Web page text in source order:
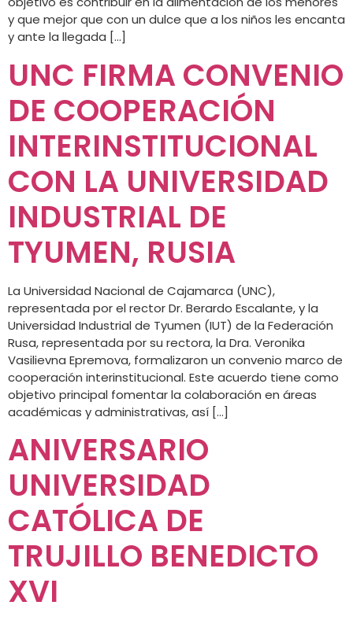
y que mejor que con un dulce que a los niños les encanta
y ante la llegada […]
UNC FIRMA CONVENIO
DE COOPERACIÓN
INTERINSTITUCIONAL
CON LA UNIVERSIDAD
INDUSTRIAL DE
TYUMEN, RUSIA
La Universidad Nacional de Cajamarca (UNC),
representada por el rector Dr. Berardo Escalante, y la
Universidad Industrial de Tyumen (IUT) de la Federación
Rusa, representada por su rectora, la Dra. Veronika
Vasilievna Epremova, formalizaron un convenio marco de
cooperación interinstitucional. Este acuerdo tiene como
objetivo principal fomentar la colaboración en áreas
académicas y administrativas, así […]
ANIVERSARIO
UNIVERSIDAD
CATÓLICA DE
TRUJILLO BENEDICTO
XVI